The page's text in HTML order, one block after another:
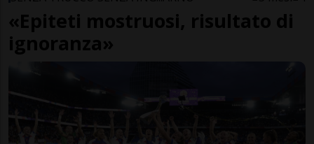
«Epiteti mostruosi, risultato di
ignoranza»